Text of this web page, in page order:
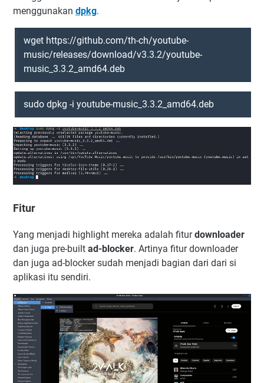
menggunakan dpkg.
wget https://github.com/th-ch/youtube-
music/releases/download/v3.3.2/youtube-
music_3.3.2_amd64.deb
sudo dpkg -i youtube-music_3.3.2_amd64.deb
Fitur
Yang menjadi highlight mereka adalah fiturdownloader
dan juga pre-built ad-blocker. Artinya fitur downloader
dan juga ad-blocker sudah menjadi bagian dari dari si
aplikasi itu sendiri.